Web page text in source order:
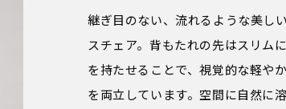
継ぎ目のない、流れるような美し
スチェア。背もたれの先はスリム
を持たせることで、視覚的な軽や
を両立しています。空間に自然に